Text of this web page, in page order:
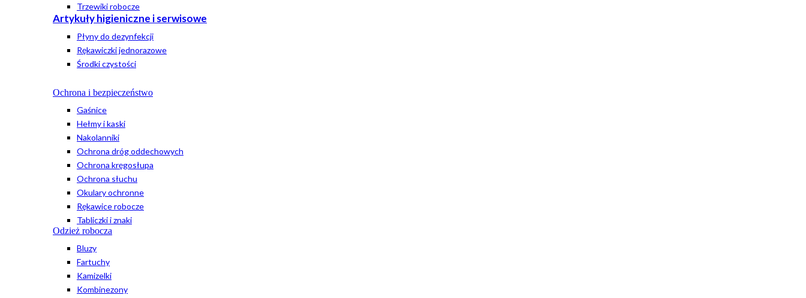
Trzewiki robocze
Artykuły higieniczne i serwisowe
Płyny do dezynfekcji
Rękawiczki jednorazowe
Środki czystości
Ochrona i bezpieczeństwo
Gaśnice
Hełmy i kaski
Nakolanniki
Ochrona dróg oddechowych
Ochrona kręgosłupa
Ochrona słuchu
Okulary ochronne
Rękawice robocze
Tabliczki i znaki
Odzież robocza
Bluzy
Fartuchy
Kamizelki
Kombinezony